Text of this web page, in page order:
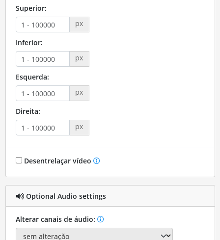
Superior:
px
Inferior:
px
Esquerda:
px
Direita:
px
Desentrelaçar vídeo
Optional Audio settings
Alterar canais de áudio: